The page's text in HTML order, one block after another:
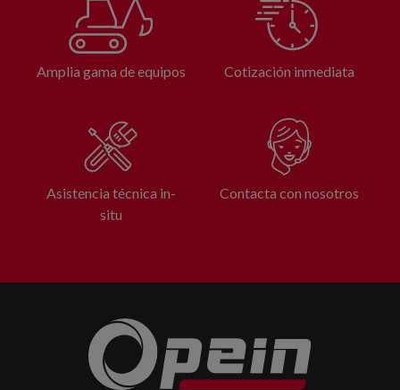
Amplia gama de equipos Cotización inmediata
Asistencia técnica in-
situ
Contacta con nosotros